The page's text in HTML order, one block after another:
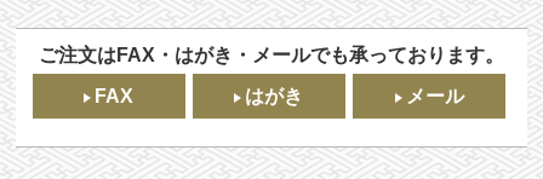
ご注文はFAX・はがき・メールでも承っております。
FAX
はがき メール